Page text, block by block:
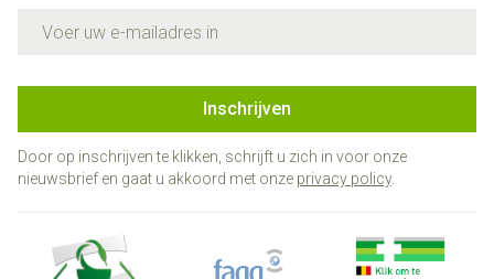
Inschrijven
Door op inschrijven te klikken, schrijft u zich in voor onze
nieuwsbrief en gaat u akkoord met onze privacy policy.